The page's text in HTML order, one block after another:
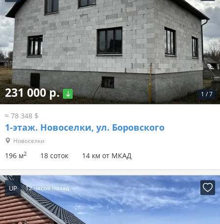
1 /7
231 000 р.
≈ 78 348 $
1-этаж. Новоселки, ул. Боровского
Новоселки
196 м2 18 соток 14 км от МКАД
UP 12 часов назад